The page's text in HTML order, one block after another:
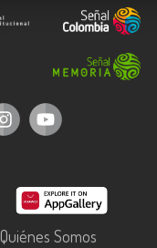
Quiénes Somos